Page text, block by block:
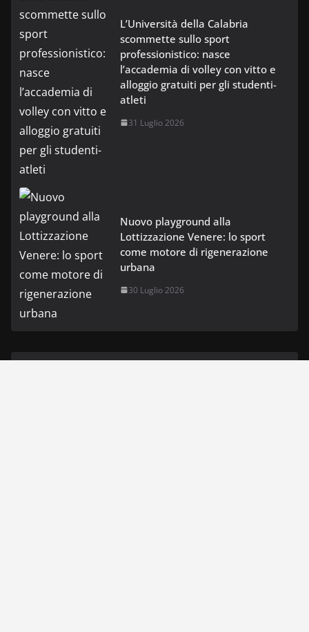
L’Università della Calabria
scommette sullo sport
professionistico: nasce
l’accademia di volley con vitto e
alloggio gratuiti per gli studenti-
atleti
31 Luglio 2026
Nuovo playground alla
Lottizzazione Venere: lo sport
come motore di rigenerazione
urbana
30 Luglio 2026